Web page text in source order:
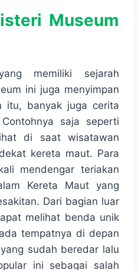
Museum
memiliki sejarah
ini juga menyimpan
itu, banyak juga cerita
saja seperti
di saat wisatawan
kereta maut. Para
mendengar teriakan
Kereta Maut yang
Dari bagian luar
melihat benda unik
tempatnya di depan
sudah beredar lalu
ini sebagai salah